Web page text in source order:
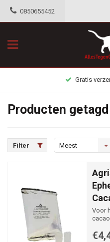
0850655452
Gratis
Producten
Filter
Meest
Voor